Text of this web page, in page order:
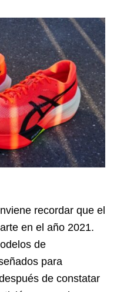
recordar que el
en el año 2021.
de
para
de constatar